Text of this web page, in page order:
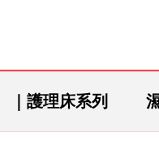
｜護理床系列